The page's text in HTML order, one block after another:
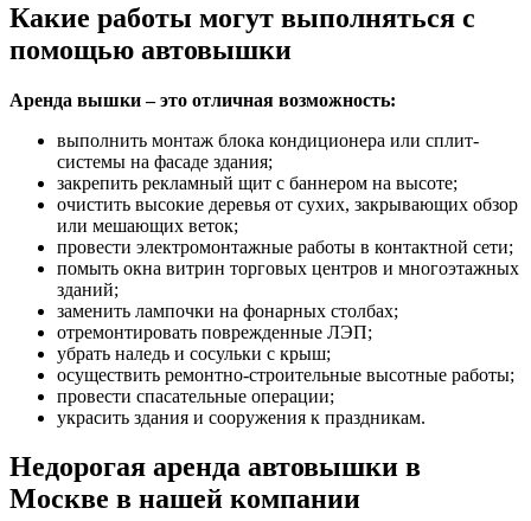
Какие работы могут выполняться с
помощью автовышки
Аренда вышки – это отличная возможность:
выполнить монтаж блока кондиционера или сплит-
системы на фасаде здания;
закрепить рекламный щит с баннером на высоте;
очистить высокие деревья от сухих, закрывающих обзор
или мешающих веток;
провести электромонтажные работы в контактной сети;
помыть окна витрин торговых центров и многоэтажных
зданий;
заменить лампочки на фонарных столбах;
отремонтировать поврежденные ЛЭП;
убрать наледь и сосульки с крыш;
осуществить ремонтно-строительные высотные работы;
провести спасательные операции;
украсить здания и сооружения к праздникам.
Недорогая аренда автовышки в
Москве в нашей компании